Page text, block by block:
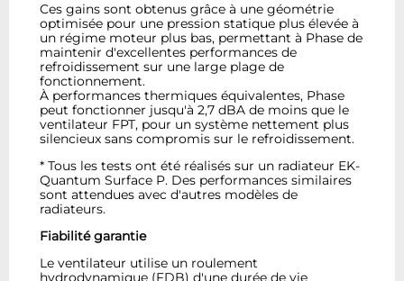
Ces gains sont obtenus grâce à une géométrie
optimisée pour une pression statique plus élevée à
un régime moteur plus bas, permettant à Phase de
maintenir d'excellentes performances de
refroidissement sur une large plage de
fonctionnement.
À performances thermiques équivalentes, Phase
peut fonctionner jusqu'à 2,7 dBA de moins que le
ventilateur FPT, pour un système nettement plus
silencieux sans compromis sur le refroidissement.
* Tous les tests ont été réalisés sur un radiateur EK-
Quantum Surface P. Des performances similaires
sont attendues avec d'autres modèles de
radiateurs.
Fiabilité garantie
Le ventilateur utilise un roulement
hydrodynamique (FDB) d'une durée de vie